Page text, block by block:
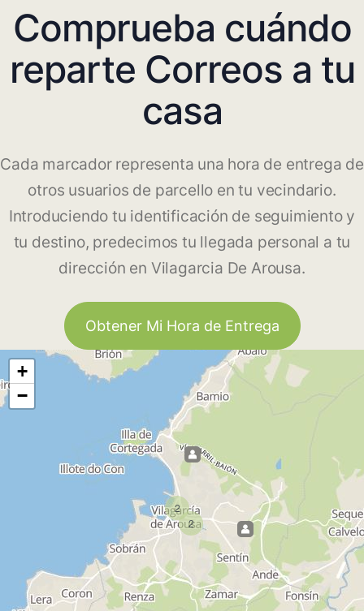
Comprueba cuándo
reparte Correos a tu
casa
Cada marcador representa una hora de entrega de
otros usuarios de parcello en tu vecindario.
Introduciendo tu identificación de seguimiento y
tu destino, predecimos tu llegada personal a tu
dirección en Vilagarcia De Arousa.
Obtener Mi Hora de Entrega
2
2
+
−